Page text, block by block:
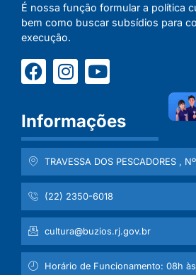
É nossa função formular a política
bem como buscar subsídios para
execução.
Informações
TRAVESSA DOS PESCADORES ,
(22) 2350-6018
cultura@buzios.rj.gov.br
Horário de Funcionamento: 08h às